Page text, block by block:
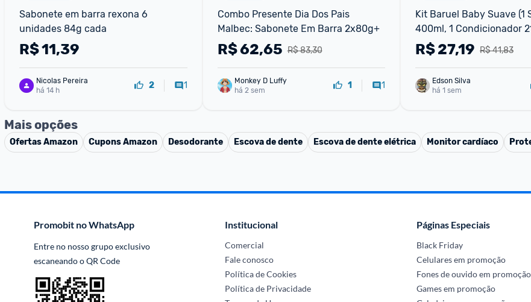
Sabonete em barra rexona 6
unidades 84g cada
R$11,39
Nicolas Pereira
há 14 h
2 1
Combo Presente Dia Dos Pais
Malbec: Sabonete Em Barra 2x80g+
R$ 83,30
R$62,65
Monkey D Luffy
há 2 sem
1 1
Kit Baruel Baby Suave (1
400ml, 1 Condicionador
Sabonete em Barra 70g)
R$ 41,83
R$27,19
Edson Silva
há 1 sem
Mais opções
OfertasAmazon CuponsAmazon Desodorante Escova de dente Escova de dente elétrica Monitor cardíaco
Promobit no WhatsApp
Entre no nosso grupo exclusivo
escaneando o QR Code
Institucional
Comercial
Fale conosco
Política de Cookies
Política de Privacidade
Páginas Especiais
Black Friday
Celulares em promoção
Fones de ouvido em promoção
Games em promoção